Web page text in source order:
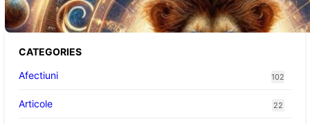
CATEGORIES
Afectiuni
102
Articole 22